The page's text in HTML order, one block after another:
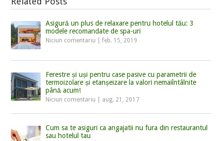
Asigură un plus de relaxare pentru hotelul tău: 3
modele recomandate de spa-uri
Niciun comentariu |feb. 15, 2019
Ferestre și uși pentru case pasive cu parametrii de
termoizolare și etanșeizare la valori nemaiîntâlnite
până acum!
Niciun comentariu aug. 21, 2017
Cum sa te asiguri ca angajatii nu fura din restaurantul
sau hotelul tau